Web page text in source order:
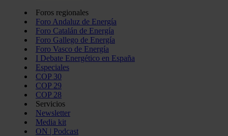
Foros regionales
Foro Andaluz de Energía
Foro Catalán de Energía
Foro Gallego de Energía
Foro Vasco de Energía
I Debate Energético en España
Especiales
COP 30
COP 29
COP 28
Servicios
Newsletter
Media kit
ON | Podcast